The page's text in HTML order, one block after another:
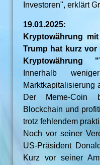
Investoren", erklärt
19.01.2025:
Kryptowährung
Trump hat kurz
Kryptowährung
Innerhalb
Marktkapitalisierung
Der Meme-Coin
Blockchain und
trotz fehlendem
Noch vor seiner
US-Präsident
Kurz vor seiner